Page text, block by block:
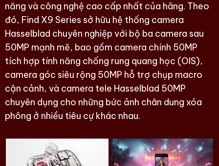
năng và công nghệ cao cấp nhất của hãng. Theo
đó, Find X9 Series sở hữu hệ thống camera
Hasselblad chuyên nghiệp với bộ ba camera sau
50MP mạnh mẽ, bao gồm camera chính 50MP
tích hợp tính năng chống rung quang học (OIS),
camera góc siêu rộng 50MP hỗ trợ chụp macro
cận cảnh, và camera tele Hasselblad 50MP
chuyên dụng cho những bức ảnh chân dung xóa
phông ở nhiều tiêu cự khác nhau.